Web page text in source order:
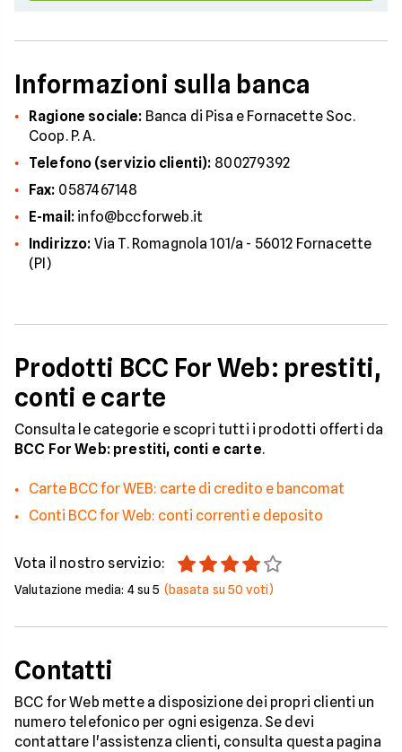
Informazioni sulla banca
Ragione sociale: Banca di Pisa e Fornacette Soc.
Coop. P. A.
Telefono (servizio clienti): 800279392
Fax: 0587467148
E-mail: info@bccforweb.it
Indirizzo: Via T. Romagnola 101/a - 56012 Fornacette
(PI)
Prodotti BCC For Web: prestiti,
conti e carte
Consulta le categorie e scopri tutti i prodotti offerti da
BCC For Web: prestiti, conti e carte.
Carte BCC for WEB: carte di credito e bancomat
Conti BCC for Web: conti correnti e deposito
Vota il nostro servizio:
Valutazione media: 4su 5 (basata su50 voti)
Contatti
BCC for Web mette a disposizione dei propri clienti un
numero telefonico per ogni esigenza. Se devi
contattare l'assistenza clienti, consulta questa pagina